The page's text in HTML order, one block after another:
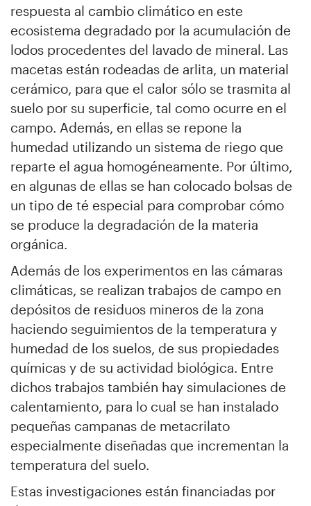
respuesta al cambio climático en este
ecosistema degradado por la acumulación de
lodos procedentes del lavado de mineral. Las
macetas están rodeadas de arlita, un material
cerámico, para que el calor sólo se trasmita al
suelo por su superficie, tal como ocurre en el
campo. Además, en ellas se repone la
humedad utilizando un sistema de riego que
reparte el agua homogéneamente. Por último,
en algunas de ellas se han colocado bolsas de
un tipo de té especial para comprobar cómo
se produce la degradación de la materia
orgánica.
Además de los experimentos en las cámaras
climáticas, se realizan trabajos de campo en
depósitos de residuos mineros de la zona
haciendo seguimientos de la temperatura y
humedad de los suelos, de sus propiedades
químicas y de su actividad biológica. Entre
dichos trabajos también hay simulaciones de
calentamiento, para lo cual se han instalado
pequeñas campanas de metacrilato
especialmente diseñadas que incrementan la
temperatura del suelo.
Estas investigaciones están financiadas por